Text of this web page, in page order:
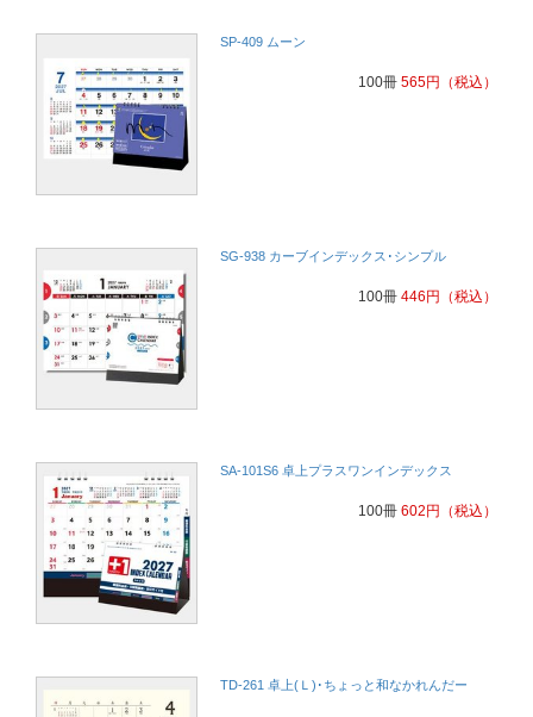
SP-409 ムーン
100冊 565円 （税込）
SG-938 カーブインデックス･シンプル
100冊 446 円 （税込）
SA-101S6 卓上プラスワンインデックス
100冊 602 円 （税込）
TD-261 卓上(Ｌ)･ちょっと和なかれんだー